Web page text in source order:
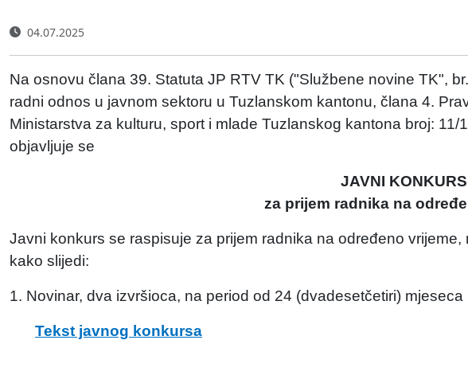
04.07.2025
Na osnovu člana 39. Statuta JP RTV TK ("Službene novine TK",
radni odnos u javnom sektoru u Tuzlanskom kantonu, člana 4.
Ministarstva za kulturu, sport i mlade Tuzlanskog kantona broj:
objavljuje se
JAVNI KONKURS
za prijem radnika na
Javni konkurs se raspisuje za prijem radnika na određeno
kako slijedi:
1. Novinar, dva izvršioca, na period od 24 (dvadesetčetiri) mjeseca
Tekst javnog konkursa